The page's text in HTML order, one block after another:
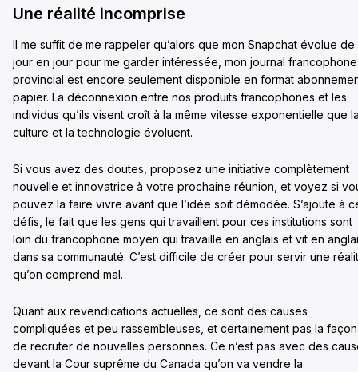
Une réalité incomprise
Il me suffit de me rappeler qu’alors que mon Snapchat évolue de
jour en jour pour me garder intéressée, mon journal francophone
provincial est encore seulement disponible en format
papier. La déconnexion entre nos produits francophones et les
individus qu’ils visent croît à la même vitesse exponentielle que
culture et la technologie évoluent.
Si vous avez des doutes, proposez une initiative complètement
nouvelle et innovatrice à votre prochaine réunion, et voyez si
pouvez la faire vivre avant que l’idée soit démodée. S’ajoute à
défis, le fait que les gens qui travaillent pour ces institutions sont
loin du francophone moyen qui travaille en anglais et vit en
dans sa communauté. C’est difficile de créer pour servir une
qu’on comprend mal.
Quant aux revendications actuelles, ce sont des causes
compliquées et peu rassembleuses, et certainement pas la façon
de recruter de nouvelles personnes. Ce n’est pas avec des
devant la Cour suprême du Canada qu’on va vendre la